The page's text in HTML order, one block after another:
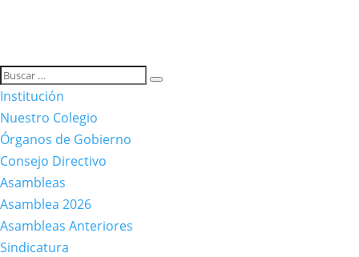
Institución
Nuestro Colegio
Órganos de Gobierno
Consejo Directivo
Asambleas
Asamblea 2026
Asambleas Anteriores
Sindicatura